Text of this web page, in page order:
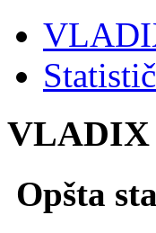
VLADIX
Opšta